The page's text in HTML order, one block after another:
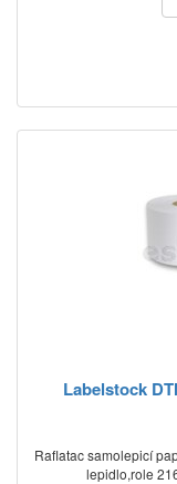
Labelstock
Raflatac samolepicí
lepidlo,role